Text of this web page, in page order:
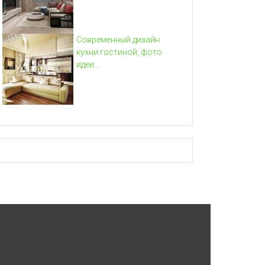
Современный дизайн
кухни гостиной, фото
идеи...